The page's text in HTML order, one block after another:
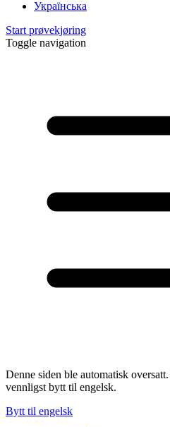
Українська
Start prøvekjøring
Toggle navigation
Denne siden ble automatisk
vennligst bytt til engelsk.
Bytt til engelsk